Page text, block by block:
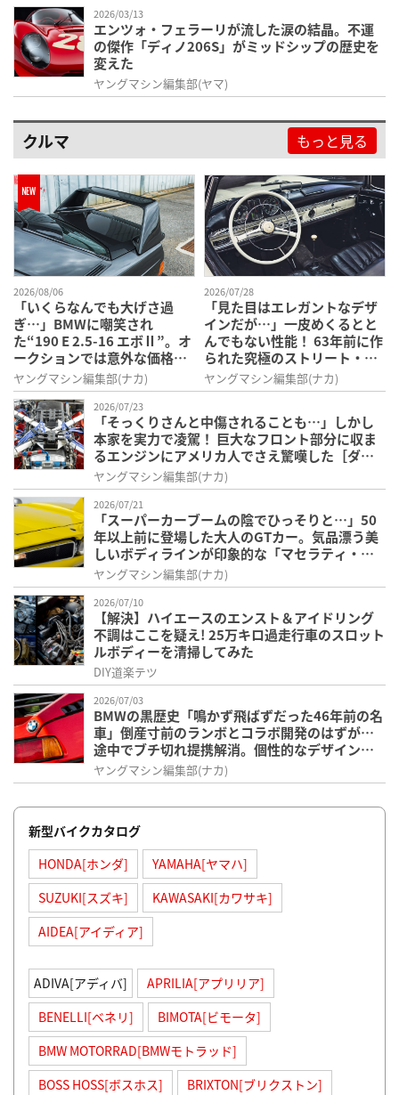
2026/03/13
エンツォ・フェラーリが流した涙の結晶。不運
の傑作「ディノ206S」がミッドシップの歴史を
変えた
ヤングマシン編集部(ヤマ)
クルマ もっと見る
2026/08/06
「いくらなんでも大げさ過
ぎ…」BMWに嘲笑され
た“190 E 2.5-16 エボⅡ”。オ
ークションでは意外な価格
に。おじさん達が少年だった
頃の憧れのクルマを深堀り
ヤングマシン編集部(ナカ)
2026/07/28
「見た目はエレガントなデザ
インだが…」一皮めくるとと
んでもない性能！ 63年前に作
られた究極のストリート・レ
ーサー［メルセデス・ベンツ
300SL ロードスター］を紐解
ヤングマシン編集部(ナカ)
2026/07/23
「そっくりさんと中傷されることも…」しかし
本家を実力で凌駕！ 巨大なフロント部分に収ま
るエンジンにアメリカ人でさえ驚嘆した［ダッ
ジ・バイパーGTS］
ヤングマシン編集部(ナカ)
2026/07/21
「スーパーカーブームの陰でひっそりと…」50
年以上前に登場した大人のGTカー。気品漂う美
しいボディラインが印象的な「マセラティ・ボ
ーラ」
ヤングマシン編集部(ナカ)
2026/07/10
【解決】ハイエースのエンスト＆アイドリング
不調はここを疑え! 25万キロ過走行車のスロット
ルボディーを清掃してみた
DIY道楽テツ
2026/07/03
BMWの黒歴史「鳴かず飛ばずだった46年前の名
車」倒産寸前のランボとコラボ開発のはずが…
途中でブチ切れ提携解消。個性的なデザインが
印象的なM1を紹介
ヤングマシン編集部(ナカ)
新型バイクカタログ
HONDA[ホンダ]
YAMAHA[ヤマハ]
SUZUKI[スズキ]
KAWASAKI[カワサキ]
AIDEA[アイディア]
ADIVA[アディバ]
APRILIA[アプリリア]
BENELLI[ベネリ]
BIMOTA[ビモータ]
BMW MOTORRAD[BMWモトラッド]
BOSS HOSS[ボスホス]
BRIXTON[ブリクストン]